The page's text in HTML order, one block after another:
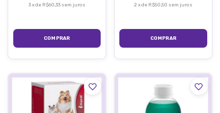
3xde R$60,33 sem juros 2 xde R$50,50 sem juros